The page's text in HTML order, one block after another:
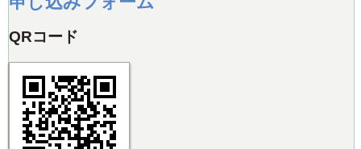
QRコード